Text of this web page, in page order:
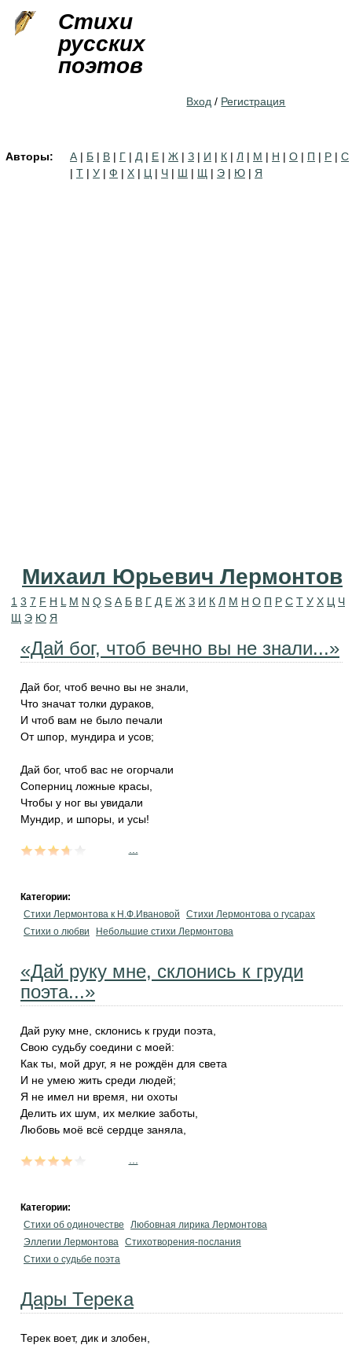
Стихи
русских
поэтов
Вход / Регистрация
Авторы: А | Б | В | Г | Д | Е | Ж | З | И | К | Л | М | Н | О | П | Р | С
| Т | У | Ф | Х | Ц | Ч | Ш | Щ | Э | Ю | Я
Михаил Юрьевич Лермонтов
1 3 7 F H L M N Q S А Б В Г Д Е Ж З И К Л М Н О П Р С Т У Х Ц Ч
Щ Э Ю Я
«Дай бог, чтоб вечно вы не знали...»
Дай бог, чтоб вечно вы не знали,
Что значат толки дураков,
И чтоб вам не было печали
От шпор, мундира и усов;
Дай бог, чтоб вас не огорчали
Соперниц ложные красы,
Чтобы у ног вы увидали
Мундир, и шпоры, и усы!
Категории:
Стихи Лермонтова к Н.Ф.Ивановой
Стихи Лермонтова о гусарах
Стихи о любви
Небольшие стихи Лермонтова
«Дай руку мне, склонись к груди
поэта...»
Дай руку мне, склонись к груди поэта,
Свою судьбу соедини с моей:
Как ты, мой друг, я не рождён для света
И не умею жить среди людей;
Я не имел ни время, ни охоты
Делить их шум, их мелкие заботы,
Любовь моё всё сердце заняла,
Категории:
Стихи об одиночестве
Любовная лирика Лермонтова
Эллегии Лермонтова Стихотворения-послания
Стихи о судьбе поэта
Дары Терека
Терек воет, дик и злобен,